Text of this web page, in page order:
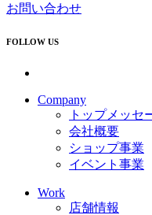
お問い合わせ
FOLLOW US
Company
トップメッセ
会社概要
ショップ事業
イベント事業
Work
店舗情報